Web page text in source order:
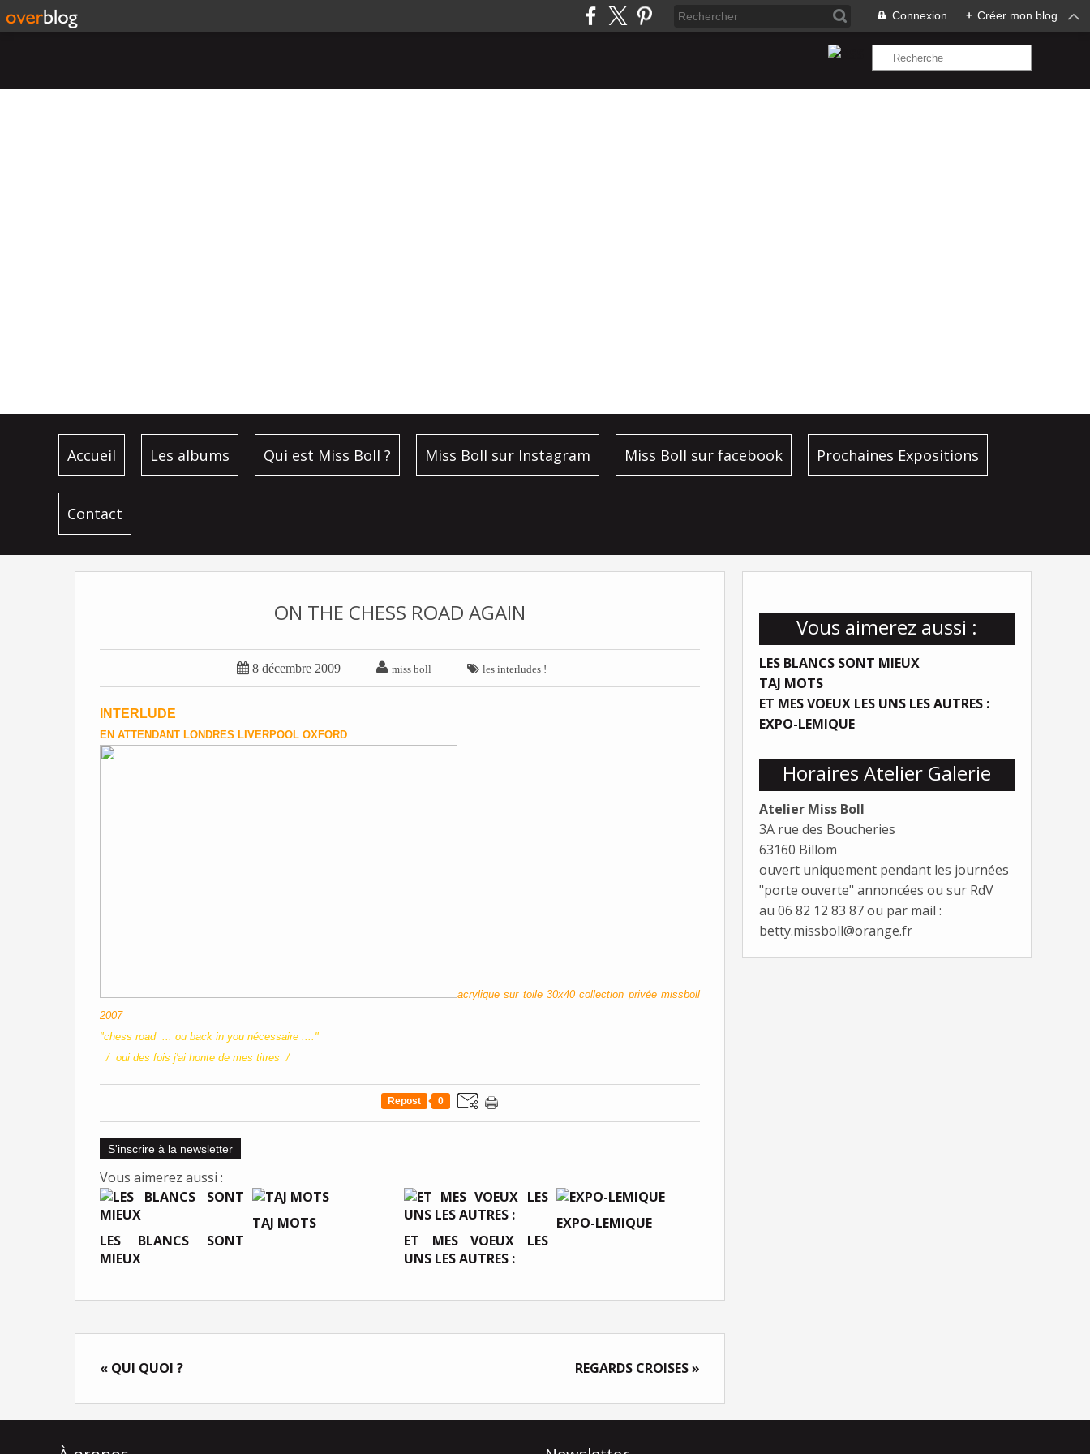
Connexion + Créer mon blog
Accueil Les albums Qui est Miss Boll ? Miss Boll sur Instagram Miss Boll sur facebook Prochaines Expositions
Contact
Vous aimerez aussi :
LES BLANCS SONT MIEUX
TAJ MOTS
ET MES VOEUX LES UNS LES AUTRES :
EXPO-LEMIQUE
Horaires Atelier Galerie
Atelier Miss Boll
3A rue des Boucheries
63160 Billom
ouvert uniquement pendant les journées
"porte ouverte" annoncées ou sur RdV
au 06 82 12 83 87 ou par mail :
betty.missboll@orange.fr
ON THE CHESS ROAD AGAIN
 8 décembre 2009  miss boll  les interludes !
INTERLUDE
EN ATTENDANT LONDRES LIVERPOOL OXFORD
acrylique sur toile 30x40 collection privée missboll
2007
"chess road ... ou back in you nécessaire ...."
/ oui des fois j'ai honte de mes titres /
Repost 0
S'inscrire à la newsletter
Vous aimerez aussi :
LES BLANCS SONT
MIEUX
TAJ MOTS
ET MES VOEUX LES
UNS LES AUTRES :
EXPO-LEMIQUE
« QUI QUOI ? REGARDS CROISES »